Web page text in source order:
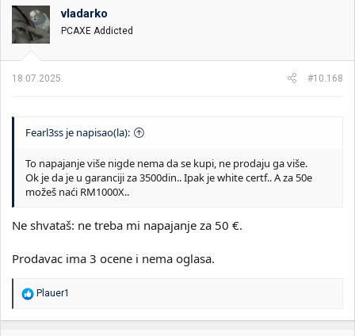
vladarko
PCAXE Addicted
18.07.2025. #10.168
Fearl3ss je napisao(la):
To napajanje više nigde nema da se kupi, ne prodaju ga više.
Ok je da je u garanciji za 3500din.. Ipak je white certf.. A za 50e
možeš naći RM1000X..
Ne shvataš: ne treba mi napajanje za 50 €.
Prodavac ima 3 ocene i nema oglasa.
R
Plauer1